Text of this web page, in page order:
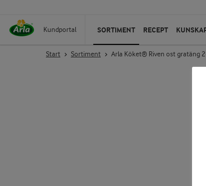
Kundportal SORTIMENT RECEPT
Start Sortiment Arla Köket® Riven ost gratäng